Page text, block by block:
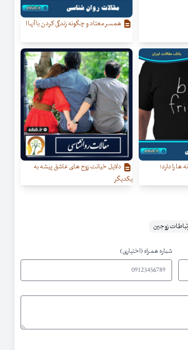
همسر معتاد و چگونه زندگی کردن با آنها ا
را دارد!
دلایل خیانت زوج های عاشق پیشه به
یکدیگر
زوجین
شماره همراه (اختیاری)